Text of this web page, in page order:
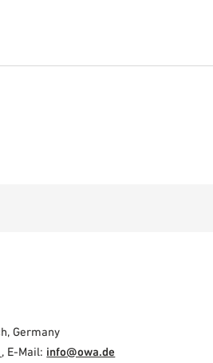
Germany
, E-Mail: info@owa.de